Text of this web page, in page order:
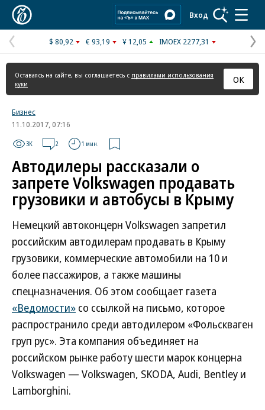
Вход
Предыдущая
страница
$ 80,92 € 93,19 ¥ 12,05 IMOEX 2277,31
Оставаясь на сайте, вы соглашаетесь с правилами использования
куки
ОК
Бизнес
11.10.2017, 07:16
3K 2 1 мин.
Автодилеры рассказали о
запрете Volkswagen продавать
грузовики и автобусы в Крыму
Немецкий автоконцерн Volkswagen запретил
российским автодилерам продавать в Крыму
грузовики, коммерческие автомобили на 10 и
более пассажиров, а также машины
спецназначения. Об этом сообщает газета
«Ведомости» со ссылкой на письмо, которое
распространило среди автодилером «Фольскваген
груп рус». Эта компания объединяет на
российском рынке работу шести марок концерна
Volkswagen — Volkswagen, SKODA, Audi, Bentley и
Lamborghini.